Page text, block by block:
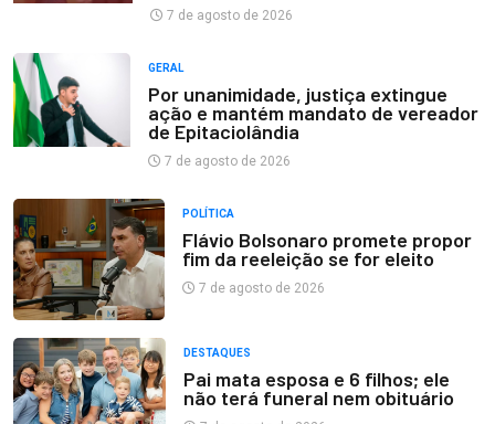
7 de agosto de 2026
GERAL
Por unanimidade, justiça extingue
ação e mantém mandato de vereador
de Epitaciolândia
7 de agosto de 2026
POLÍTICA
Flávio Bolsonaro promete propor
fim da reeleição se for eleito
7 de agosto de 2026
DESTAQUES
Pai mata esposa e 6 filhos; ele
não terá funeral nem obituário